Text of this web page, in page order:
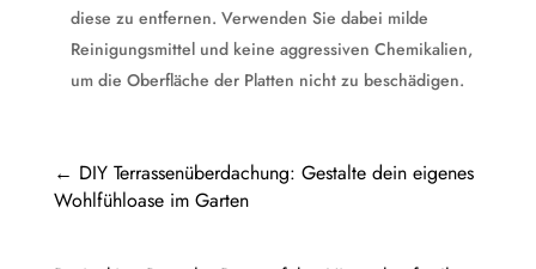
diese zu entfernen. Verwenden Sie dabei milde
Reinigungsmittel und keine aggressiven Chemikalien,
um die Oberfläche der Platten nicht zu beschädigen.
← DIY Terrassenüberdachung: Gestalte dein eigenes
Wohlfühloase im Garten